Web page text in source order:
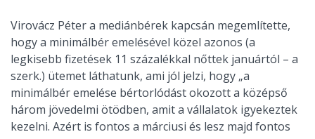
Virovácz Péter a mediánbérek kapcsán megemlítette,
hogy a minimálbér emelésével közel azonos (a
legkisebb fizetések 11 százalékkal nőttek januártól – a
szerk.) ütemet láthatunk, ami jól jelzi, hogy „a
minimálbér emelése bértorlódást okozott a középső
három jövedelmi ötödben, amit a vállalatok igyekeztek
kezelni. Azért is fontos a márciusi és lesz majd fontos